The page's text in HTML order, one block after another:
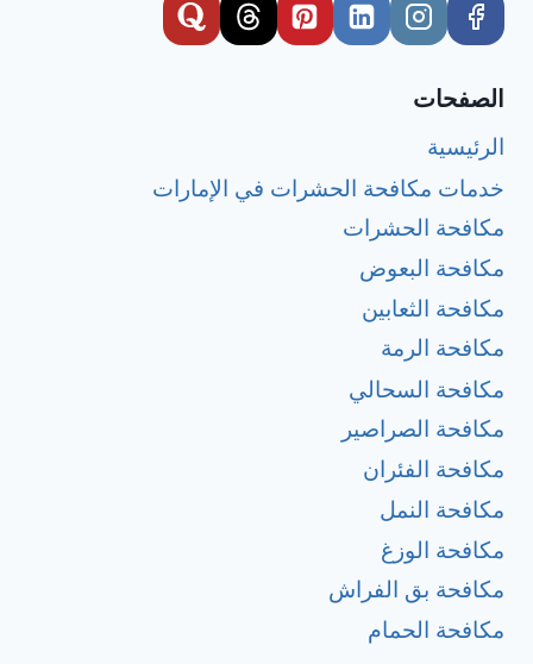
الصفحات
الرئيسية
خدمات مكافحة الحشرات في الإمارات
مكافحة الحشرات
مكافحة البعوض
مكافحة الثعابين
مكافحة الرمة
مكافحة السحالي
مكافحة الصراصير
مكافحة الفئران
مكافحة النمل
مكافحة الوزغ
مكافحة بق الفراش
مكافحة الحمام